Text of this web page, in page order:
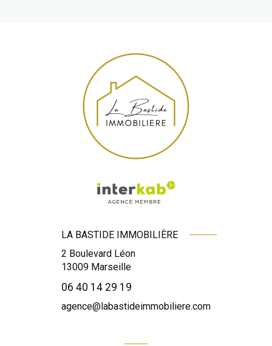
LA BASTIDE IMMOBILIÈRE
2 Boulevard Léon
13009 Marseille
06 40 14 29 19
agence@labastideimmobiliere.com